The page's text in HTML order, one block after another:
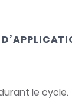
le cycle.